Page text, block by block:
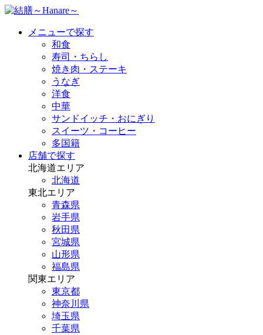
メニューで探す
和食
寿司・ちらし
焼き肉・ステーキ
うなぎ
洋食
中華
サンドイッチ・おにぎり
スイーツ・コーヒー
多国籍
店舗で探す
北海道エリア
北海道
東北エリア
青森県
岩手県
秋田県
宮城県
山形県
福島県
関東エリア
東京都
神奈川県
埼玉県
千葉県